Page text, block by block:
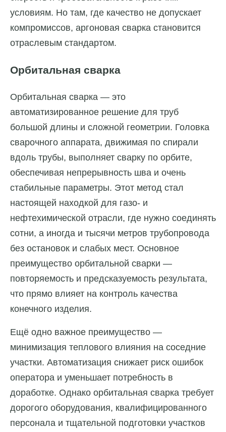
условиям. Но там, где качество не допускает
компромиссов, аргоновая сварка становится
отраслевым стандартом.
Орбитальная сварка
Орбитальная сварка — это
автоматизированное решение для труб
большой длины и сложной геометрии. Головка
сварочного аппарата, движимая по спирали
вдоль трубы, выполняет сварку по орбите,
обеспечивая непрерывность шва и очень
стабильные параметры. Этот метод стал
настоящей находкой для газо- и
нефтехимической отрасли, где нужно соединять
сотни, а иногда и тысячи метров трубопровода
без остановок и слабых мест. Основное
преимущество орбитальной сварки —
повторяемость и предсказуемость результата,
что прямо влияет на контроль качества
конечного изделия.
Ещё одно важное преимущество —
минимизация теплового влияния на соседние
участки. Автоматизация снижает риск ошибок
оператора и уменьшает потребность в
доработке. Однако орбитальная сварка требует
дорогого оборудования, квалифицированного
персонала и тщательной подготовки участков